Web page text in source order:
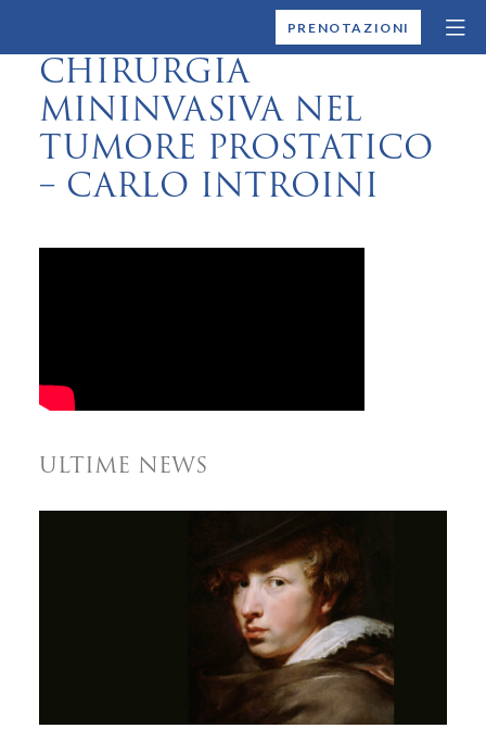
MONTALLEGROPRENOTAZIONI
CHIRURGIA
MININVASIVA NEL
TUMORE PROSTATICO
– CARLO INTROINI
ULTIME NEWS